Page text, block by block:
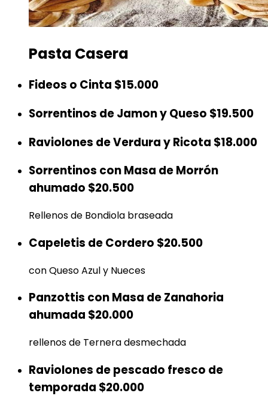
Pasta Casera
Fideos o Cinta $15.000
Sorrentinos de Jamon y Queso $19.500
Raviolones de Verdura y Ricota $18.000
Sorrentinos con Masa de Morrón
ahumado $20.500
Rellenos de Bondiola braseada
Capeletis de Cordero $20.500
con Queso Azul y Nueces
Panzottis con Masa de Zanahoria
ahumada $20.000
rellenos de Ternera desmechada
Raviolones de pescado fresco de
temporada $20.000